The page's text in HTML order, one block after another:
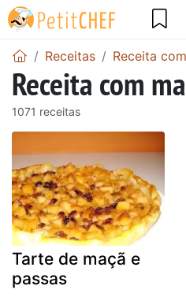
Receitas Receita
Receita com
1071 receitas
Tarte de maçã e
passas